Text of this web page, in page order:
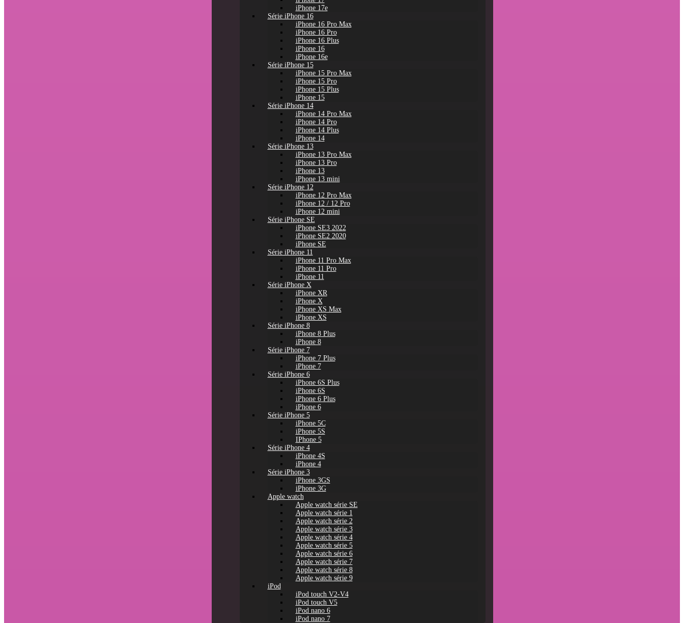
iPhone 17e
Série iPhone 16
iPhone 16 Pro Max
iPhone 16 Pro
iPhone 16 Plus
iPhone 16
iPhone 16e
Série iPhone 15
iPhone 15 Pro Max
iPhone 15 Pro
iPhone 15 Plus
iPhone 15
Série iPhone 14
iPhone 14 Pro Max
iPhone 14 Pro
iPhone 14 Plus
iPhone 14
Série iPhone 13
iPhone 13 Pro Max
iPhone 13 Pro
iPhone 13
iPhone 13 mini
Série iPhone 12
iPhone 12 Pro Max
iPhone 12 / 12 Pro
iPhone 12 mini
Série iPhone SE
iPhone SE3 2022
iPhone SE2 2020
iPhone SE
Série iPhone 11
iPhone 11 Pro Max
iPhone 11 Pro
iPhone 11
Série iPhone X
iPhone XR
iPhone X
iPhone XS Max
iPhone XS
Série iPhone 8
iPhone 8 Plus
iPhone 8
Série iPhone 7
iPhone 7 Plus
iPhone 7
Série iPhone 6
iPhone 6S Plus
iPhone 6S
iPhone 6 Plus
iPhone 6
Série iPhone 5
iPhone 5C
iPhone 5S
IPhone 5
Série iPhone 4
iPhone 4S
iPhone 4
Série iPhone 3
iPhone 3GS
iPhone 3G
Apple watch
Apple watch série SE
Apple watch série 1
Apple watch série 2
Apple watch série 3
Apple watch série 4
Apple watch série 5
Apple watch série 6
Apple watch série 7
Apple watch série 8
Apple watch série 9
iPod
iPod touch V2-V4
iPod touch V5
iPod nano 6
iPod nano 7